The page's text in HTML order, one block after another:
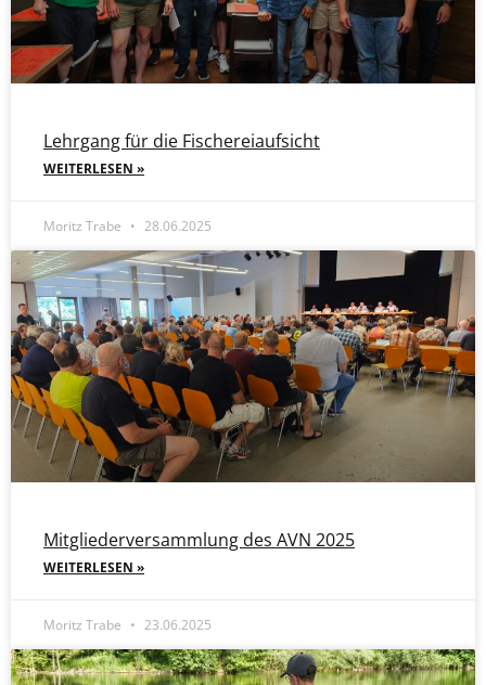
Lehrgang für die Fischereiaufsicht
WEITERLESEN »
Moritz Trabe 28.06.2025
Mitgliederversammlung des AVN 2025
WEITERLESEN »
Moritz Trabe 23.06.2025